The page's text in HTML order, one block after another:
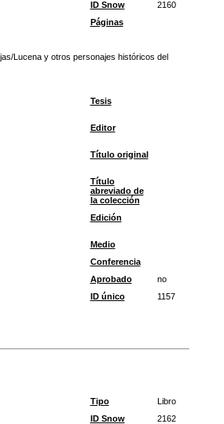
ID Snow
2160
Páginas
Lucena y otros personajes históricos del
Tesis
Editor
Título original
Título
abreviado de
la colección
Edición
Medio
Conferencia
Aprobado
no
ID único
1157
Tipo
Libro
ID Snow
2162